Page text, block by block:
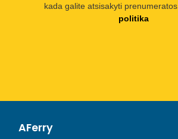
kada galite atsisakyti prenumeratos.
politika
AFerry